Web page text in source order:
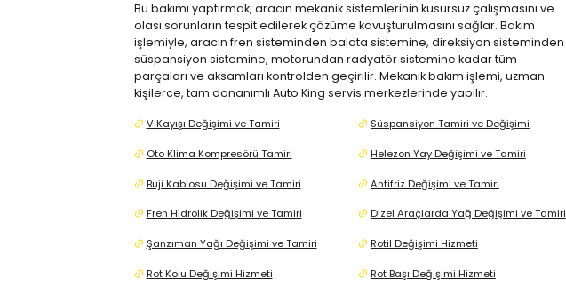
Bu bakımı yaptırmak, aracın mekanik sistemlerinin kusursuz çalışmasını ve
olası sorunların tespit edilerek çözüme kavuşturulmasını sağlar. Bakım
işlemiyle, aracın fren sisteminden balata sistemine, direksiyon sisteminden
süspansiyon sistemine, motorundan radyatör sistemine kadar tüm
parçaları ve aksamları kontrolden geçirilir. Mekanik bakım işlemi, uzman
kişilerce, tam donanımlı Auto King servis merkezlerinde yapılır.
V Kayışı Değişimi ve Tamiri Süspansiyon Tamiri ve Değişimi
Oto Klima Kompresörü Tamiri Helezon Yay Değişimi ve Tamiri
Buji Kablosu Değişimi ve Tamiri Antifriz Değişimi ve Tamiri
Fren Hidrolik Değişimi ve Tamiri Dizel Araçlarda Yağ Değişimi ve Tamiri
Şanzıman Yağı Değişimi ve Tamiri Rotil Değişimi Hizmeti
Rot Kolu Değişimi Hizmeti Rot Başı Değişimi Hizmeti